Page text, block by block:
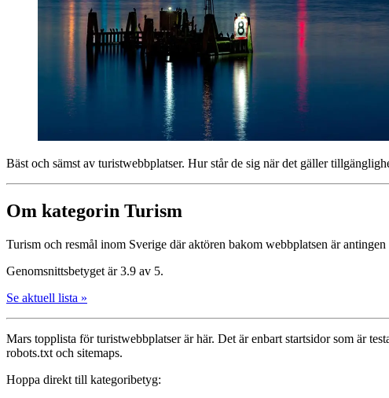
Bäst och sämst av turist­webbplatser. Hur står de sig när det gäller
Om kategorin Turism
Turism och resmål inom Sverige där aktören bakom webbplatsen är
Genomsnittsbetyget är 3.9 av 5.
Se aktuell lista »
Mars topplista för turist­webbplatser är här. Det är enbart startsidor som är
robots.txt och sitemaps.
Hoppa direkt till kategoribetyg: